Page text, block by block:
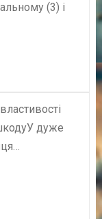
(3) і
дуже